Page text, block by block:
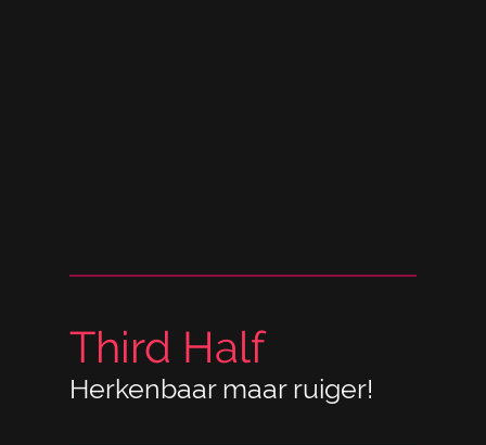
Third Half
Herkenbaar maar ruiger!